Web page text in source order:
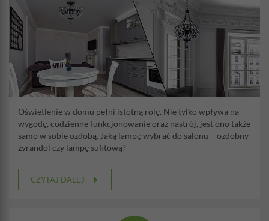
Oświetlenie w domu pełni istotną rolę. Nie tylko wpływa na
wygodę, codzienne funkcjonowanie oraz nastrój, jest ono także
samo w sobie ozdobą. Jaką lampę wybrać do salonu – ozdobny
żyrandol czy lampę sufitową?
CZYTAJ DALEJ